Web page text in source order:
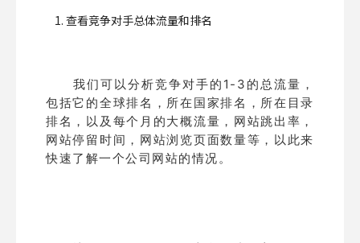
1. 查看竞争对手总体流量和排名
我们可以分析竞争对手的1-3的总流量，
包括它的全球排名，所在国家排名，所在目录
排名，以及每个月的大概流量，网站跳出率，
网站停留时间，网站浏览页面数量等，以此来
快速了解一个公司网站的情况。